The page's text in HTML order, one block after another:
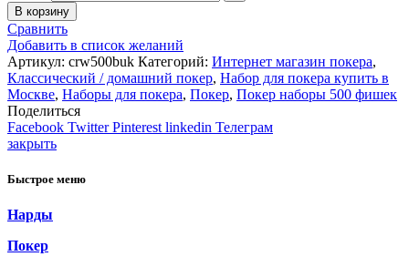
В корзину
Сравнить
Добавить в список желаний
Артикул: crw500buk Категорий: Интернет магазин покера,
Классический / домашний покер, Набор для покера купить в
Москве, Наборы для покера, Покер, Покер наборы 500 фишек
Поделиться
Facebook Twitter Pinterest linkedin Телеграм
закрыть
Быстрое меню
Нарды
Покер